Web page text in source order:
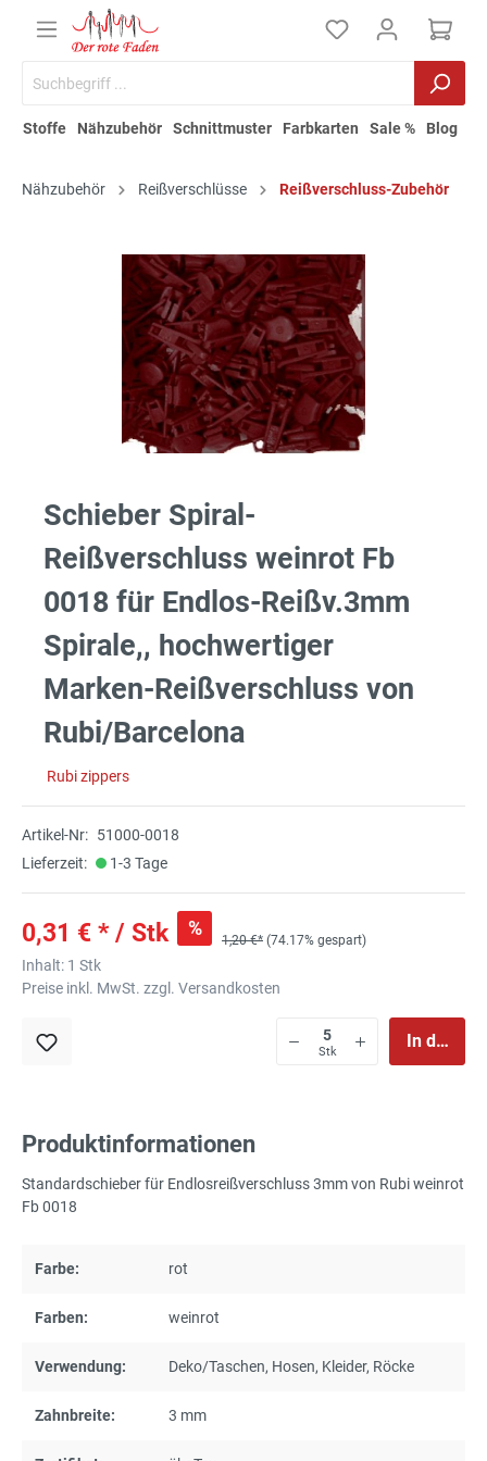
Stoffe Nähzubehör Schnittmuster Farbkarten Sale % Blog
Nähzubehör Reißverschlüsse Reißverschluss-Zubehör
Schieber Spiral-
Reißverschluss weinrot Fb
0018 für Endlos-Reißv.3mm
Spirale,, hochwertiger
Marken-Reißverschluss von
Rubi/Barcelona
Rubi zippers
Artikel-Nr: 51000-0018
Lieferzeit:
1-3 Tage
0,31 € * / Stk %
1,20 €* (74.17% gespart)
Inhalt: 1 Stk
Preise inkl. MwSt. zzgl. Versandkosten
Stk
In den
Produktinformationen
Standardschieber für Endlosreißverschluss 3mm von Rubi weinrot
Fb 0018
Farbe: rot
Farben: weinrot
Verwendung: Deko/Taschen, Hosen, Kleider, Röcke
Zahnbreite: 3 mm